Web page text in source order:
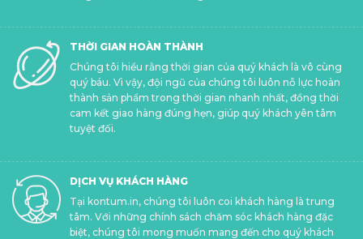
THỜI GIAN HOÀN THÀNH
Chúng tôi hiểu rằng thời gian của quý khách là vô cùng
quý báu. Vì vậy, đội ngũ của chúng tôi luôn nỗ lực hoàn
thành sản phẩm trong thời gian nhanh nhất, đồng thời
cam kết giao hàng đúng hẹn, giúp quý khách yên tâm
tuyệt đối.
DỊCH VỤ KHÁCH HÀNG
Tại kontum.in, chúng tôi luôn coi khách hàng là trung
tâm. Với những chính sách chăm sóc khách hàng đặc
biệt, chúng tôi mong muốn mang đến cho quý khách